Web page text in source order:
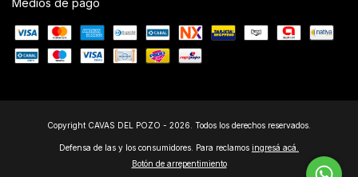
Medios de pago
Copyright CAVAS DEL POZO - 2026. Todos los derechos reservados.
Defensa de las y los consumidores. Para reclamos ingresá acá.
Botón de arrepentimiento